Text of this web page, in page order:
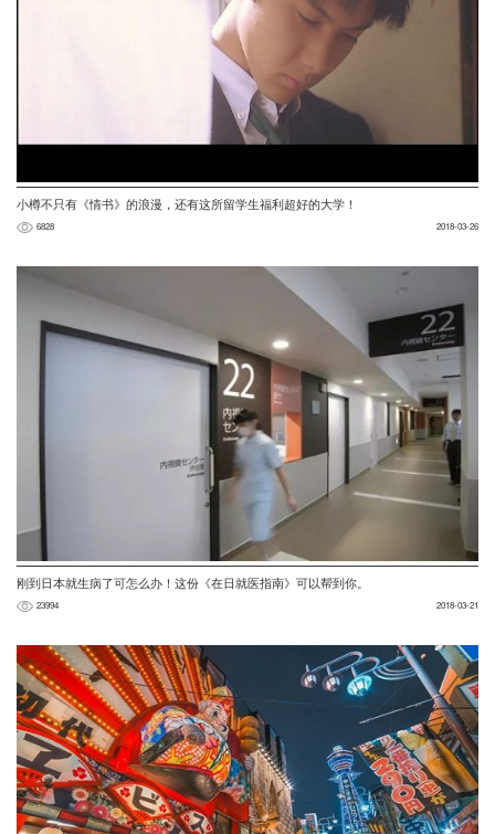
小樽不只有《情书》的浪漫，还有这所留学生福利超好的大学！
6828 2018-03-26
刚到日本就生病了可怎么办！这份《在日就医指南》可以帮到你。
23994 2018-03-21